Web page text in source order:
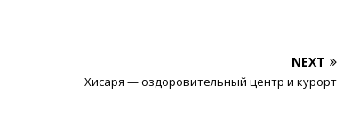
NEXT
Хисаря — оздоровительный центр и курорт